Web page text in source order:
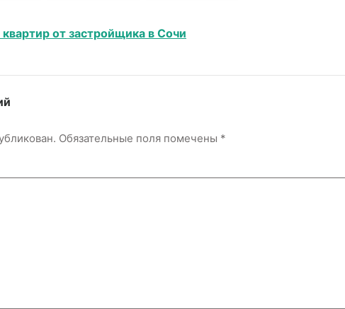
чистота и
каждой детали
от застройщика в Сочи
Обязательные поля помечены *